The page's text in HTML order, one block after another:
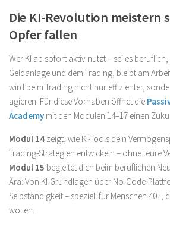
Die KI-Revolution meistern
Opfer fallen
Wer KI ab sofort aktiv nutzt – sei es
Geldanlage und dem Trading, bleibt am
wird beim Trading nicht nur effizienter,
agieren. Für diese Vorhaben öffnet die
Academy mit den Modulen 14–17 einen
Modul 14 zeigt, wie KI-Tools dein
Trading-Strategien entwickeln – ohne teure
Modul 15 begleitet dich beim beruflichen
Ära: Von KI-Grundlagen über No-Code-
Selbständigkeit – speziell für Menschen 40+,
wollen.